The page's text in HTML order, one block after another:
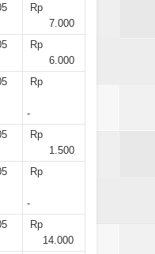
Rp
7.000
Rp
6.000
Rp
-
Rp
1.500
Rp
-
Rp
14.000